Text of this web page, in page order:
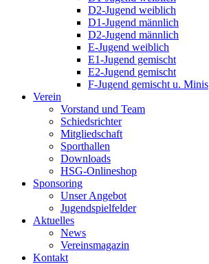
D2-Jugend weiblich
D1-Jugend männlich
D2-Jugend männlich
E-Jugend weiblich
E1-Jugend gemischt
E2-Jugend gemischt
F-Jugend gemischt u. Minis
Verein
Vorstand und Team
Schiedsrichter
Mitgliedschaft
Sporthallen
Downloads
HSG-Onlineshop
Sponsoring
Unser Angebot
Jugendspielfelder
Aktuelles
News
Vereinsmagazin
Kontakt